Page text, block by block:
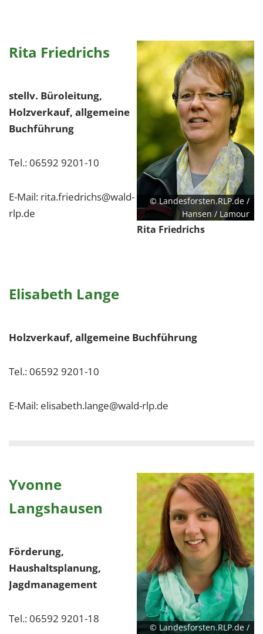
© Landesforsten.RLP.de /
Hansen / Lamour
Rita Friedrichs
Rita Friedrichs
stellv. Büroleitung,
Holzverkauf, allgemeine
Buchführung
Tel.: 06592 9201-10
E-Mail: rita.friedrichs@wald-
rlp.de
Elisabeth Lange
Holzverkauf, allgemeine Buchführung
Tel.: 06592 9201-10
E-Mail: elisabeth.lange@wald-rlp.de
© Landesforsten.RLP.de /
Yvonne
Langshausen
Förderung,
Haushaltsplanung,
Jagdmanagement
Tel.: 06592 9201-18